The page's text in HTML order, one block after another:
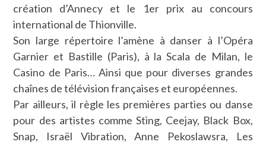
création d’Annecy et le 1er prix au concours
international de Thionville.
Son large répertoire l’amène à danser à l’Opéra
Garnier et Bastille (Paris), à la Scala de Milan, le
Casino de Paris… Ainsi que pour diverses grandes
chaînes de télévision françaises et européennes.
Par ailleurs, il règle les premières parties ou danse
pour des artistes comme Sting, Ceejay, Black Box,
Snap, Israël Vibration, Anne Pekoslawsra, Les